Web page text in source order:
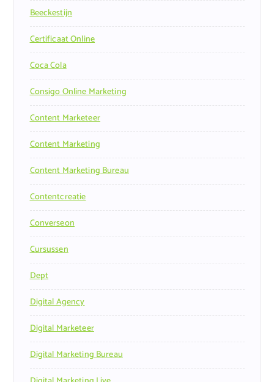
Beeckestijn
Certificaat Online
Coca Cola
Consigo Online Marketing
Content Marketeer
Content Marketing
Content Marketing Bureau
Contentcreatie
Converseon
Cursussen
Dept
Digital Agency
Digital Marketeer
Digital Marketing Bureau